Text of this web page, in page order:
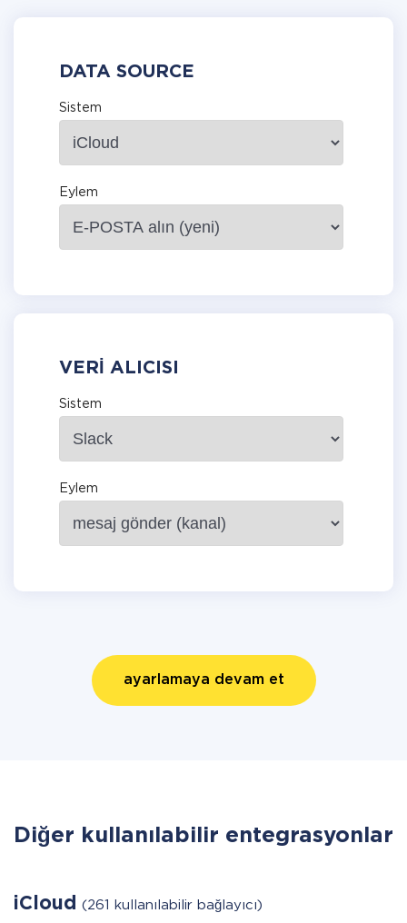
DATA SOURCE
Sistem
Eylem
VERI ALICISI
Sistem
Eylem
ayarlamaya devam et
Diğer kullanılabilir entegrasyonlar
iCloud (261 kullanılabilir bağlayıcı)